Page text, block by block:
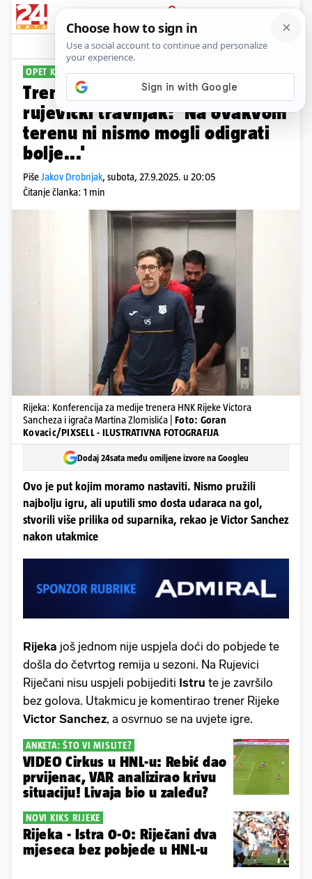
PRIJAVA
Sport Komentari
OPET KIKSALI
Trener Rijeke kritizirao
rujevički travnjak: 'Na ovakvom
terenu ni nismo mogli odigrati
bolje...'
PišeJakov Drobnjak, subota, 27.9.2025. u 20:05
Čitanje članka: 1 min
Rijeka: Konferencija za medije trenera HNK Rijeke Victora
Sancheza i igrača Martina Zlomislića | Foto: Goran
Kovacic/PIXSELL - ILUSTRATIVNA FOTOGRAFIJA
Dodaj 24sata među omiljene izvore na Googleu
Ovo je put kojim moramo nastaviti. Nismo pružili
najbolju igru, ali uputili smo dosta udaraca na gol,
stvorili više prilika od suparnika, rekao je Victor Sanchez
nakon utakmice
Rijeka još jednom nije uspjela doći do pobjede te
došla do četvrtog remija u sezoni. Na Rujevici
Riječani nisu uspjeli pobijediti Istru te je završilo
bez golova. Utakmicu je komentirao trener Rijeke
Victor Sanchez, a osvrnuo se na uvjete igre.
ANKETA: ŠTO VI MISLITE?
VIDEO Cirkus u HNL-u: Rebić dao
prvijenac, VAR analizirao krivu
situaciju! Livaja bio u zaleđu?
NOVI KIKS RIJEKE
Rijeka - Istra 0-0: Riječani dva
mjeseca bez pobjede u HNL-u